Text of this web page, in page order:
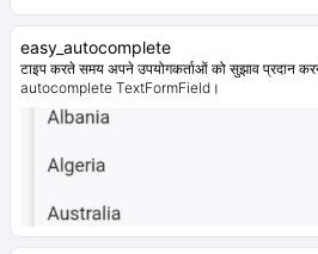
easy_autocomplete
टाइप करते समय अपने उपयोगकर्ताओं को सुझाव प्रदान
autocomplete TextFormField।